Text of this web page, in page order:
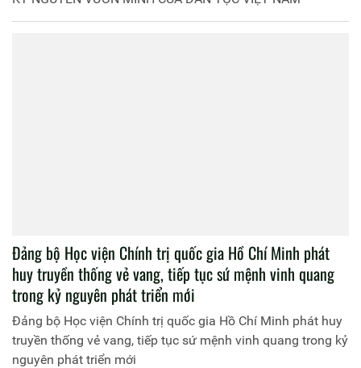
Đảng bộ Học viện Chính trị quốc gia Hồ Chí Minh phát
huy truyền thống vẻ vang, tiếp tục sứ mệnh vinh quang
trong kỷ nguyên phát triển mới
Đảng bộ Học viện Chính trị quốc gia Hồ Chí Minh phát huy
truyền thống vẻ vang, tiếp tục sứ mệnh vinh quang trong kỷ
nguyên phát triển mới